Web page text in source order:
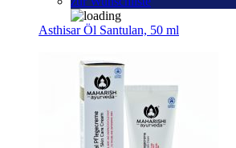
Asthisar Öl Santulan, 50 ml